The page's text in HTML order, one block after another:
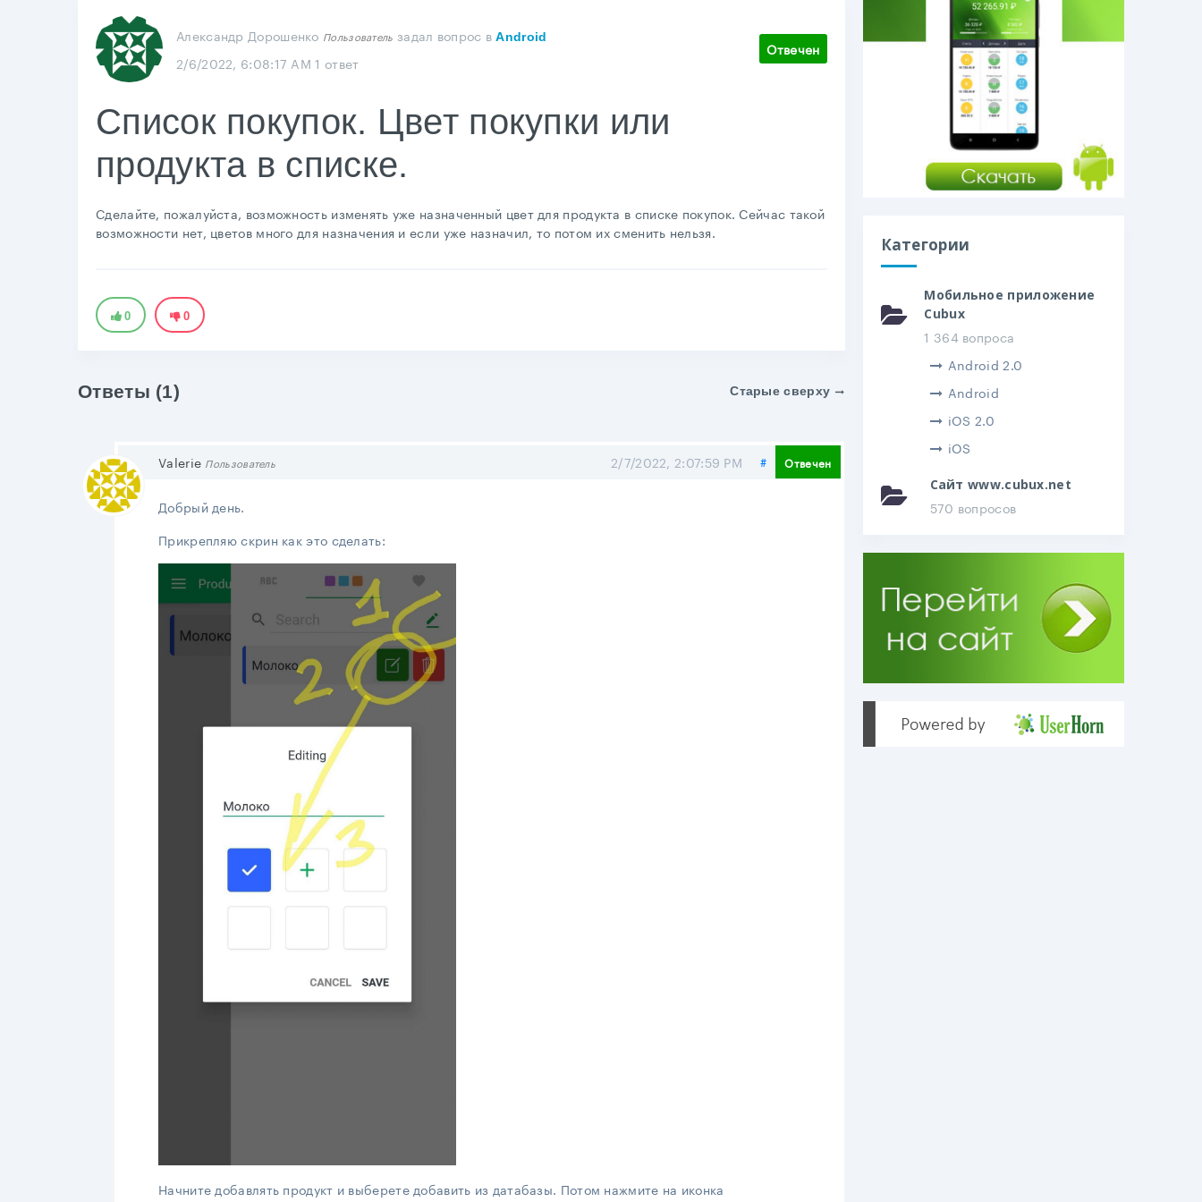
Александр Дорошенко Пользователь задал вопрос в Android
2/6/2022, 6:08:17 AM 1 ответ
Отвечен
Список покупок. Цвет покупки или
продукта в списке.
Сделайте, пожалуйста, возможность изменять уже назначенный цвет для продукта в списке покупок. Сейчас такой
возможности нет, цветов много для назначения и если уже назначил, то потом их сменить нельзя.
0 0
Ответы (1) Старые сверху
Valerie Пользователь Отвечен
#Поделиться
2/7/2022, 2:07:59 PM
Добрый день.
Прикрепляю скрин как это сделать:
Начните добавлять продукт и выберете добавить из датабазы. Потом нажмите на иконка
Категории
Мобильное приложение
Cubux
1 364 вопроса
Android 2.0
Android
iOS 2.0
iOS
Сайт www.cubux.net
570 вопросов